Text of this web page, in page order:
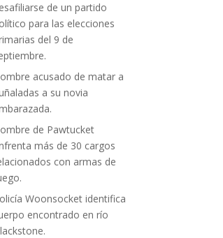
de un partido
para las elecciones
del 9 de
acusado de matar a
a su novia
de Pawtucket
más de 30 cargos
con armas de
Woonsocket identifica
encontrado en río